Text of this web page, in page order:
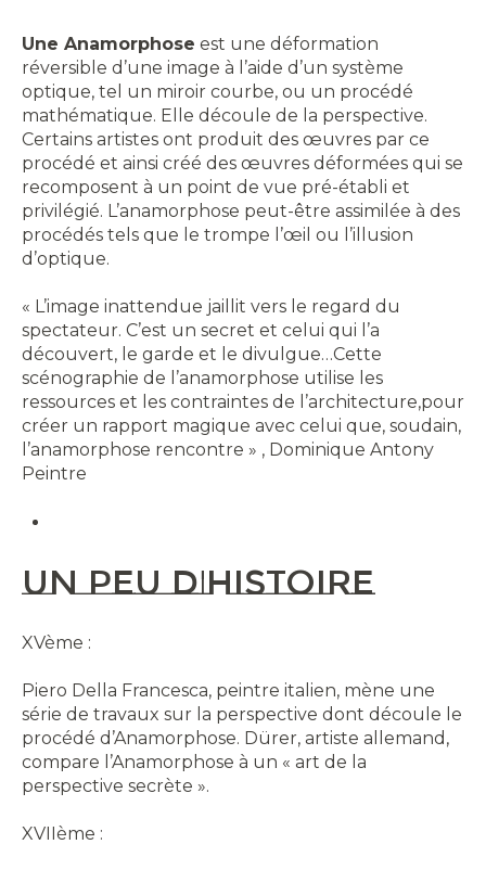
Une Anamorphose est une déformation
réversible d’une image à l’aide d’un système
optique, tel un miroir courbe, ou un procédé
mathématique. Elle découle de la perspective.
Certains artistes ont produit des œuvres par ce
procédé et ainsi créé des œuvres déformées qui se
recomposent à un point de vue pré-établi et
privilégié. L’anamorphose peut-être assimilée à des
procédés tels que le trompe l’œil ou l’illusion
d’optique.
« L’image inattendue jaillit vers le regard du
spectateur. C’est un secret et celui qui l’a
découvert, le garde et le divulgue…Cette
scénographie de l’anamorphose utilise les
ressources et les contraintes de l’architecture,pour
créer un rapport magique avec celui que, soudain,
l’anamorphose rencontre » , Dominique Antony
Peintre
Un peu d'histoire
XVème :
Piero Della Francesca, peintre italien, mène une
série de travaux sur la perspective dont découle le
procédé d’Anamorphose. Dürer, artiste allemand,
compare l’Anamorphose à un « art de la
perspective secrète ».
XVIIème :